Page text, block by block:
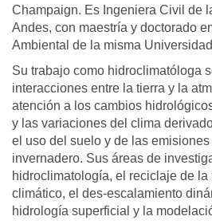
Champaign. Es Ingeniera Civil de
Andes, con maestría y doctorado
Ambiental de la misma
Su trabajo como hidroclimatóloga
interacciones entre la tierra y la
atención a los cambios
y las variaciones del clima
el uso del suelo y de las
invernadero. Sus áreas de
hidroclimatología, el reciclaje de
climático, el des-escalamiento
hidrología superficial y la